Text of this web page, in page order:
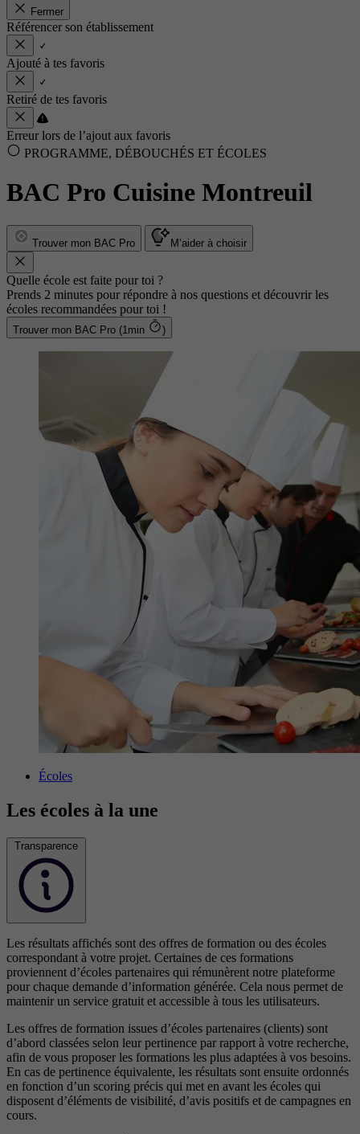
Fermer
Référencer son établissement
Ajouté à tes favoris
Retiré de tes favoris
Erreur lors de l’ajout aux favoris
PROGRAMME, DÉBOUCHÉS ET ÉCOLES
BAC Pro Cuisine Montreuil
Trouver mon BAC Pro M’aider à choisir
Quelle école est faite pour toi ?
Prends 2 minutes pour répondre à nos questions et découvrir les
écoles recommandées pour toi !
Trouver mon BAC Pro (1min )
Écoles
Les écoles à la une
Transparence
Les résultats affichés sont des offres de formation ou des écoles
correspondant à votre projet. Certaines de ces formations
proviennent d’écoles partenaires qui rémunèrent notre plateforme
pour chaque demande d’information générée. Cela nous permet de
maintenir un service gratuit et accessible à tous les utilisateurs.
Les offres de formation issues d’écoles partenaires (clients) sont
d’abord classées selon leur pertinence par rapport à votre recherche,
afin de vous proposer les formations les plus adaptées à vos besoins.
En cas de pertinence équivalente, les résultats sont ensuite ordonnés
en fonction d’un scoring précis qui met en avant les écoles qui
disposent d’éléments de visibilité, d’avis positifs et de campagnes en
cours.